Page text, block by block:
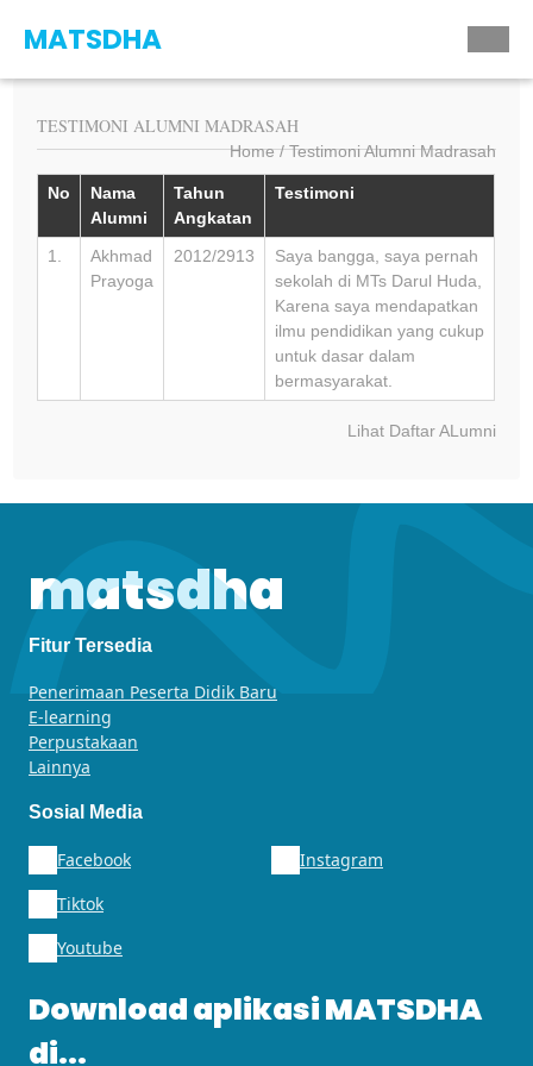
MATSDHA
TESTIMONI ALUMNI MADRASAH
Home Testimoni Alumni Madrasah
No
Nama
Alumni
Tahun
Angkatan
Testimoni
1.
Akhmad
Prayoga
2012/2913
Saya bangga, saya pernah
sekolah di MTs Darul Huda,
Karena saya mendapatkan
ilmu pendidikan yang cukup
untuk dasar dalam
bermasyarakat.
Lihat Daftar ALumni
matsdha
Fitur Tersedia
Penerimaan Peserta Didik Baru
E-learning
Perpustakaan
Lainnya
Sosial Media
Facebook
Instagram
Tiktok
Youtube
Download aplikasi MATSDHA
di...